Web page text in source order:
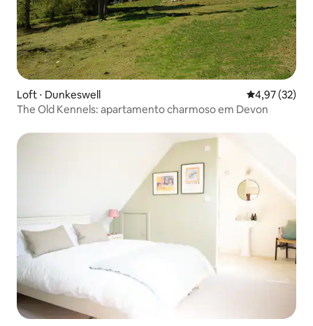
Loft ⋅ Dunkeswell 4,97 de uma
4,97 (32)
The Old Kennels: apartamento charmoso em Devon